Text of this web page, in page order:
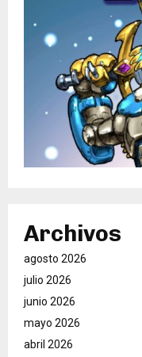
Archivos
agosto 2026
julio 2026
junio 2026
mayo 2026
abril 2026